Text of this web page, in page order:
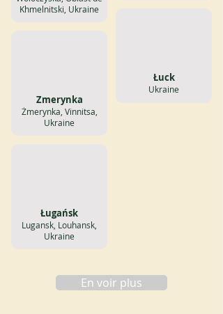
Khmelnitski, Ukraine
Zmerynka
Żmerynka, Vinnitsa,
Ukraine
Ługańsk
Lugansk, Louhansk,
Ukraine
Łuck
Ukraine
En voir plus